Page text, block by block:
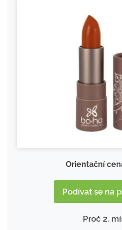
Orientační
Podívat se na
Proč 2.